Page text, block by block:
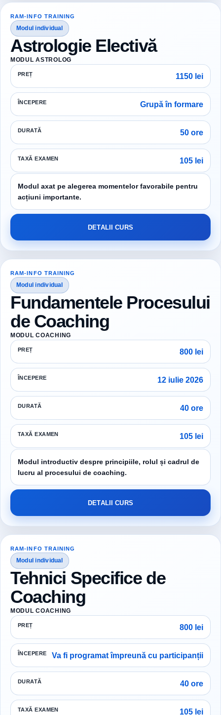
RAM-INFO TRAINING
Modul individual
Astrologie Electivă
MODUL ASTROLOG
PREȚ 1150 lei
ÎNCEPERE Grupă în formare
DURATĂ 50 ore
TAXĂ EXAMEN 105 lei
Modul axat pe alegerea momentelor favorabile pentru
acțiuni importante.
DETALII CURS
RAM-INFO TRAINING
Modul individual
Fundamentele Procesului
de Coaching
MODUL COACHING
PREȚ 800 lei
ÎNCEPERE 12 iulie 2026
DURATĂ 40 ore
TAXĂ EXAMEN 105 lei
Modul introductiv despre principiile, rolul și cadrul de
lucru al procesului de coaching.
DETALII CURS
RAM-INFO TRAINING
Modul individual
Tehnici Specifice de
Coaching
MODUL COACHING
PREȚ 800 lei
ÎNCEPERE Va fi programat împreună cu participanții
DURATĂ 40 ore
TAXĂ EXAMEN 105 lei